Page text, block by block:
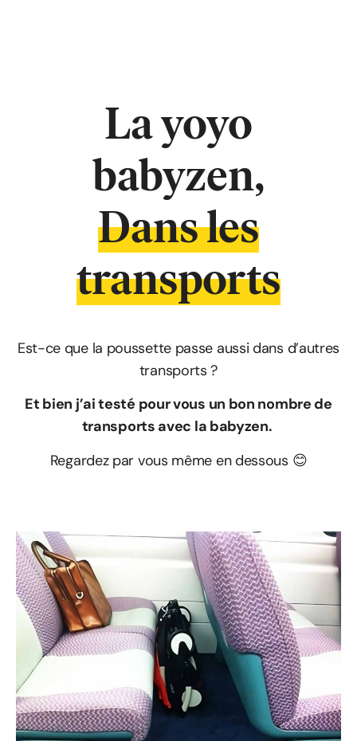
La yoyo
babyzen,
Dans les
transports
Est-ce que la poussette passe aussi dans d’autres
transports ?
Et bien j’ai testé pour vous un bon nombre de
transports avec la babyzen.
Regardez par vous même en dessous 😊